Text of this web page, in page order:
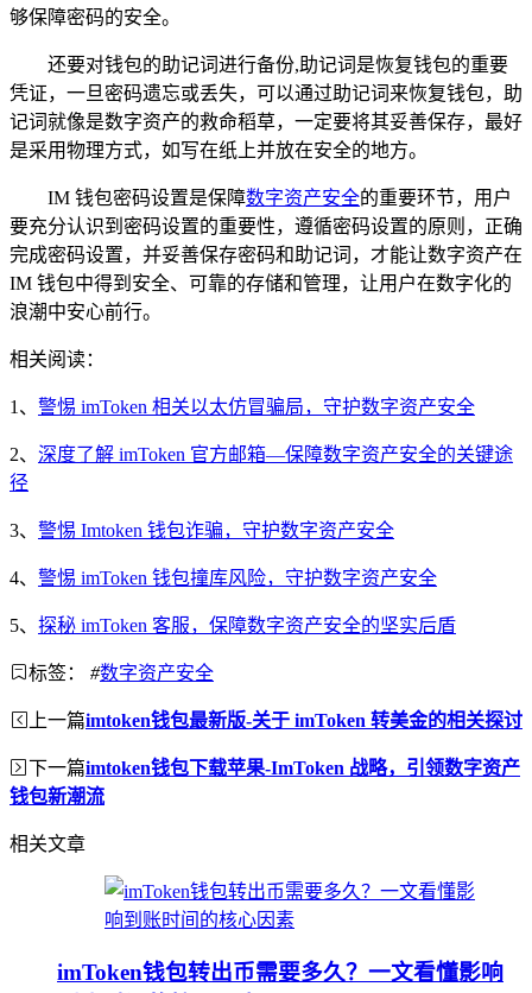
够保障密码的安全。
还要对钱包的助记词进行备份,助记词是恢复钱包的重要
凭证，一旦密码遗忘或丢失，可以通过助记词来恢复钱包，助
记词就像是数字资产的救命稻草，一定要将其妥善保存，最好
是采用物理方式，如写在纸上并放在安全的地方。
IM 钱包密码设置是保障数字资产安全的重要环节，用户
要充分认识到密码设置的重要性，遵循密码设置的原则，正确
完成密码设置，并妥善保存密码和助记词，才能让数字资产在
IM 钱包中得到安全、可靠的存储和管理，让用户在数字化的
浪潮中安心前行。
相关阅读：
1、 警惕 imToken 相关以太仿冒骗局，守护数字资产安全
2、 深度了解 imToken 官方邮箱—保障数字资产安全的关键途
径
3、 警惕 Imtoken 钱包诈骗，守护数字资产安全
4、 警惕 imToken 钱包撞库风险，守护数字资产安全
5、 探秘 imToken 客服，保障数字资产安全的坚实后盾
标签： #数字资产安全
上一篇imtoken钱包最新版-关于 imToken 转美金的相关探讨
下一篇imtoken钱包下载苹果-ImToken 战略，引领数字资产
钱包新潮流
相关文章
imToken钱包转出币需要多久？一文看懂影响